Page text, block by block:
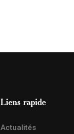
Liens rapide
Actualités